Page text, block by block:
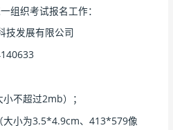
组织考试报名工作：
技发展有限公司
不超过2mb）；
小为3.5*4.9cm、413*579像